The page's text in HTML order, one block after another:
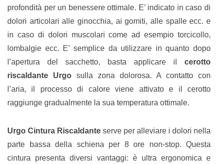
profondità per un benessere ottimale. E’ indicato in caso di
dolori articolari alle ginocchia, ai gomiti, alle spalle ecc. e
in caso di dolori muscolari come ad esempio torcicollo,
lombalgie ecc. E’ semplice da utilizzare in quanto dopo
l’apertura del sacchetto, basta applicare il cerotto
riscaldante Urgo sulla zona dolorosa. A contatto con
l’aria, il processo di calore viene attivato e il cerotto
raggiunge gradualmente la sua temperatura ottimale.
Urgo Cintura Riscaldante serve per alleviare i dolori nella
parte bassa della schiena per 8 ore non-stop. Questa
cintura presenta diversi vantaggi: è ultra ergonomica e